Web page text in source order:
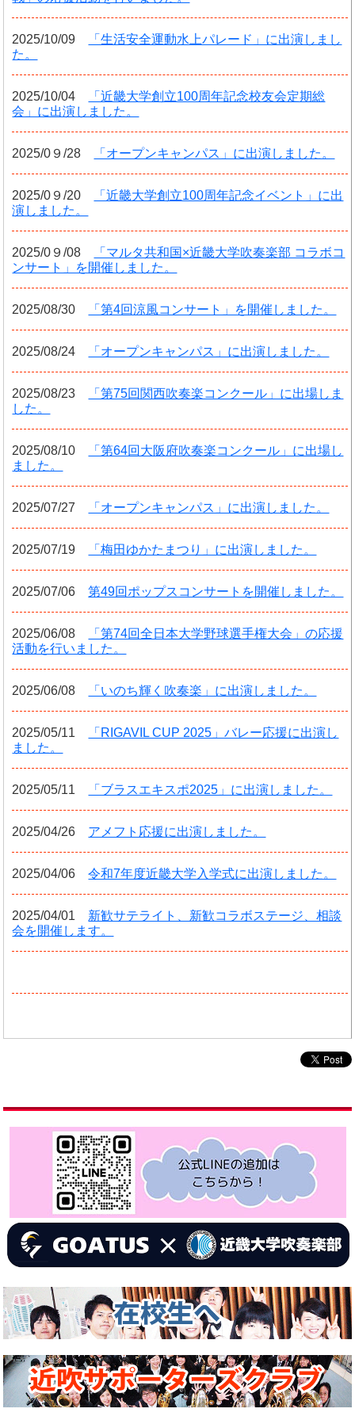
2025/10/09
「生活安全運動水上パレード」に出演しまし
た。
2025/10/04
「近畿大学創立100周年記念校友会定期総
会」に出演しました。
2025/0９/28 「オープンキャンパス」に出演しました。
2025/0９/20
「近畿大学創立100周年記念イベント」に出
演しました。
2025/0９/08
「マルタ共和国×近畿大学吹奏楽部 コラボコ
ンサート」を開催しました。
2025/08/30 「第4回涼風コンサート」を開催しました。
2025/08/24 「オープンキャンパス」に出演しました。
2025/08/23
「第75回関西吹奏楽コンクール」に出場しま
した。
2025/08/10
「第64回大阪府吹奏楽コンクール」に出場し
ました。
2025/07/27 「オープンキャンパス」に出演しました。
2025/07/19 「梅田ゆかたまつり」に出演しました。
2025/07/06第49回ポップスコンサートを開催しました。
2025/06/08
「第74回全日本大学野球選手権大会」の応援
活動を行いました。
2025/06/08 「いのち輝く吹奏楽」に出演しました。
2025/05/11
「RIGAVIL CUP 2025」バレー応援に出演し
ました。
2025/05/11 「ブラスエキスポ2025」に出演しました。
2025/04/26 アメフト応援に出演しました。
2025/04/06令和7年度近畿大学入学式に出演しました。
2025/04/01 新歓サテライト、新歓コラボステージ、相談
会を開催します。